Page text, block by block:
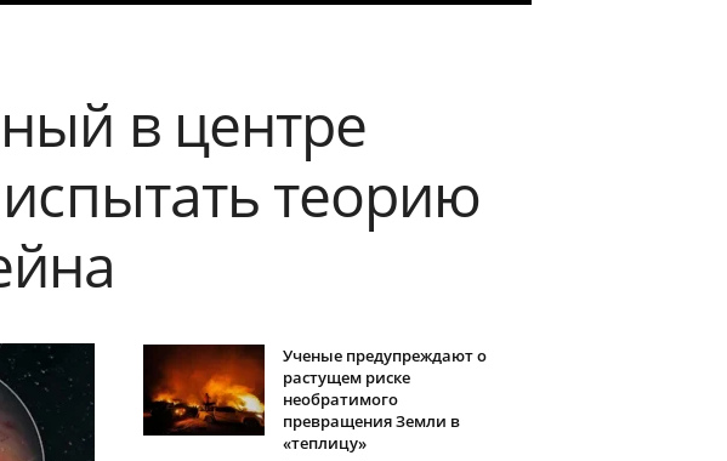
в центре
теорию
Ученые предупреждают о
растущем риске
необратимого
превращения Земли в
«теплицу»